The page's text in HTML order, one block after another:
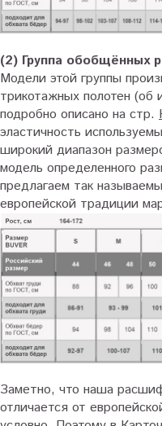
(2) Группа обобщённых
Модели этой группы
трикотажных полотен (об
подробно описано на стр.
эластичность
широкий диапазон
модель определенного
предлагаем так
европейской традиции
Заметно, что наша
отличается от